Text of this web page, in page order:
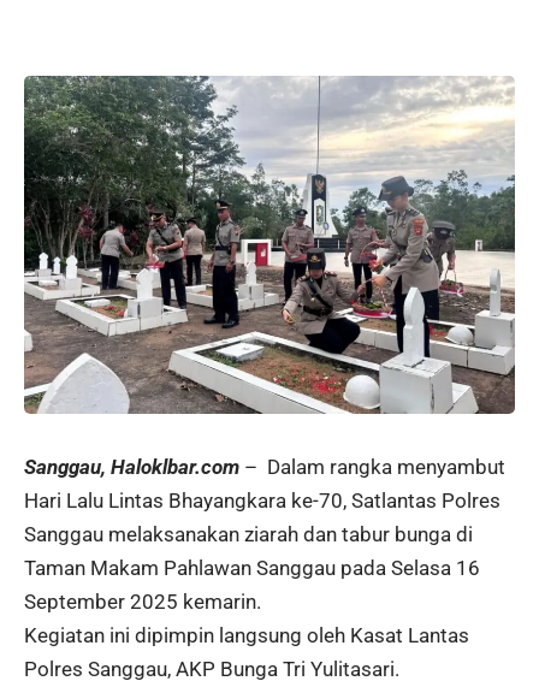
Sanggau, Haloklbar.com – Dalam rangka menyambut
Hari Lalu Lintas Bhayangkara ke-70, Satlantas Polres
Sanggau melaksanakan ziarah dan tabur bunga di
Taman Makam Pahlawan Sanggau pada Selasa 16
September 2025 kemarin.
Kegiatan ini dipimpin langsung oleh Kasat Lantas
Polres Sanggau, AKP Bunga Tri Yulitasari.